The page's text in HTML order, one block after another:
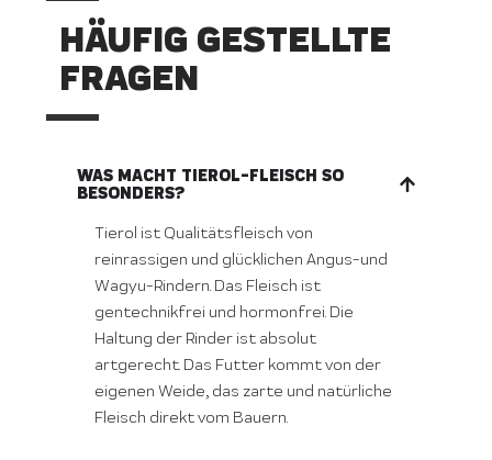
HÄUFIG GESTELLTE
FRAGEN
WAS MACHT TIEROL-FLEISCH SO
BESONDERS?
Tierol ist Qualitätsfleisch von
reinrassigen und glücklichen Angus-und
Wagyu-Rindern. Das Fleisch ist
gentechnikfrei und hormonfrei. Die
Haltung der Rinder ist absolut
artgerecht. Das Futter kommt von der
eigenen Weide, das zarte und natürliche
Fleisch direkt vom Bauern.